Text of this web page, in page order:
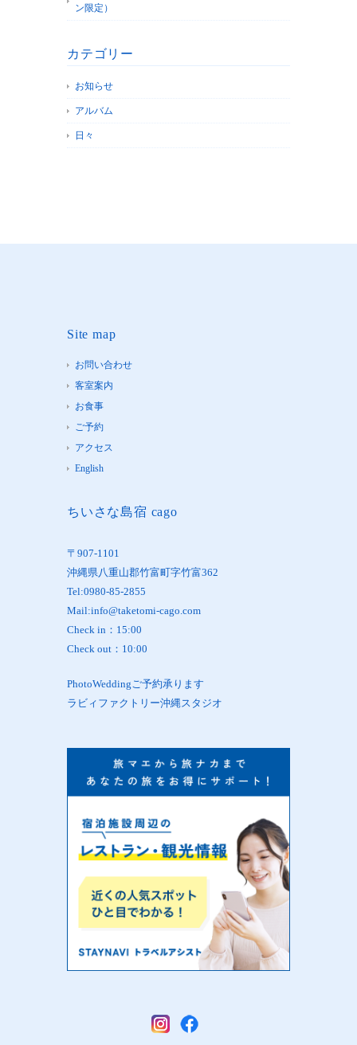
ン限定）
カテゴリー
お知らせ
アルバム
日々
Site map
お問い合わせ
客室案内
お食事
ご予約
アクセス
English
ちいさな島宿 cago
〒907-1101
沖縄県八重山郡竹富町字竹富362
Tel:0980-85-2855
Mail:info@taketomi-cago.com
Check in：15:00
Check out：10:00
PhotoWeddingご予約承ります
ラビィファクトリー沖縄スタジオ